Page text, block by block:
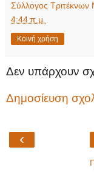
Σύλλογος Τριτέκνων
4:44 π.μ.
Κοινή χρήση
Δεν υπάρχουν
Δημοσίευση
‹